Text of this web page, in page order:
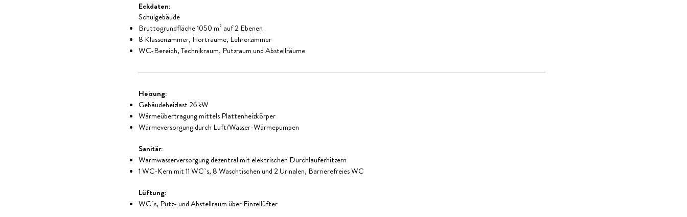
Eckdaten:
Schulgebäude
Bruttogrundfläche 1050 m² auf 2 Ebenen
8 Klassenzimmer, Horträume, Lehrerzimmer
WC-Bereich, Technikraum, Putzraum und Abstellräume
Heizung:
Gebäudeheizlast 26 kW
Wärmeübertragung mittels Plattenheizkörper
Wärmeversorgung durch Luft/Wasser-Wärmepumpen
Sanitär:
Warmwasserversorgung dezentral mit elektrischen Durchlauferhitzern
1 WC-Kern mit 11 WC`s, 8 Waschtischen und 2 Urinalen, Barrierefreies WC
Lüftung:
WC´s, Putz- und Abstellraum über Einzellüfter